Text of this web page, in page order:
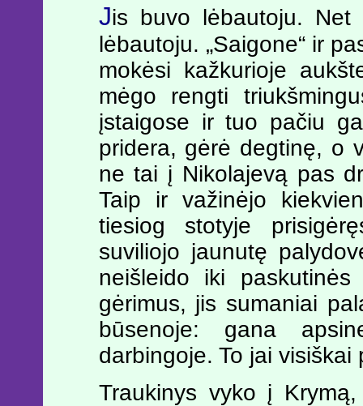
Jis buvo lėbautoju.
lėbautoju. „Saigone“ ir
mokėsi kažkurioje
mėgo rengti
įstaigose ir tuo pačiu
pridera, gėrė degtinę, o
ne tai į Nikolajevą pas
Taip ir važinėjo
tiesiog stotyje
suviliojo jaunutę
neišleido iki
gėrimus, jis sumaniai
būsenoje: gana
darbingoje. To jai visiškai
Traukinys vyko į